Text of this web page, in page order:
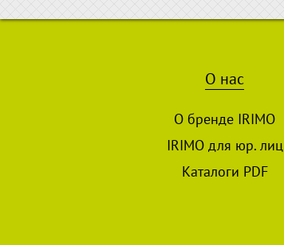
О нас
О бренде IRIMO
IRIMO для юр. лиц
Каталоги PDF